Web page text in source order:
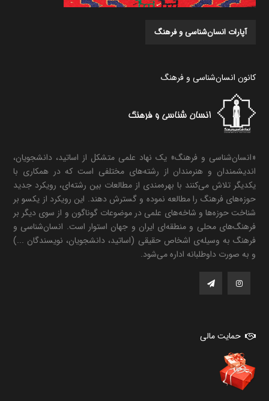
آپارات انسان‌شناسی و فرهنگ
کانون انسان‌شناسی و فرهنگ
«انسان‌شناسی و فرهنگ» یک نهاد علمی متشکل از اساتید، دانشجویان،
اندیشمندان و هنرمندان از رشته‌های مختلفی است که در همکاری با
یکدیگر تلاش می‌کنند با بهره‌مندی از مطالعات بین رشته‌ای، رویکرد جدید
حوزه‌های فرهنگ را مطالعه نموده و گسترش دهند. این رویکرد از یکسو بر
شناخت حوزه‌ها و شاخه‌های علمی در موضوعات گوناگون و از سوی دیگر بر
فرهنگ‌های محلی و منطقه‌ای ایران و جهان استوار است. انسان‌شناسی و
فرهنگ به وسیله‌ی اشخاص حقیقی (اساتید، دانشجویان، نویسندگان ...)
و به صورت داوطلبانه اداره می‌شود.
حمایت مالی